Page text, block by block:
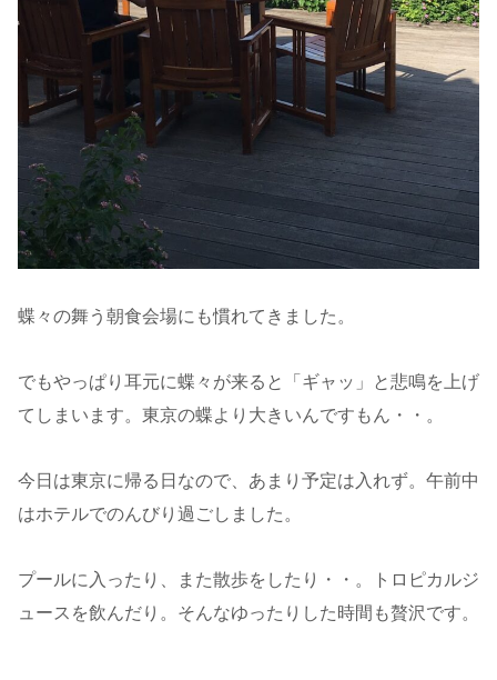
蝶々の舞う朝食会場にも慣れてきました。
でもやっぱり耳元に蝶々が来ると「ギャッ」と悲鳴を上げ
てしまいます。東京の蝶より大きいんですもん・・。
今日は東京に帰る日なので、あまり予定は入れず。午前中
はホテルでのんびり過ごしました。
プールに入ったり、また散歩をしたり・・。トロピカルジ
ュースを飲んだり。そんなゆったりした時間も贅沢です。